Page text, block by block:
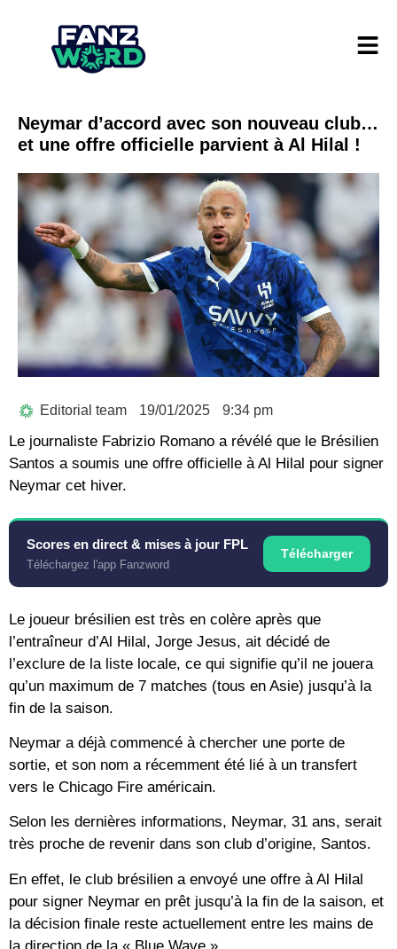
Neymar d’accord avec son nouveau club…
et une offre officielle parvient à Al Hilal !
Editorial team 19/01/2025 9:34 pm
Le journaliste Fabrizio Romano a révélé que le Brésilien
Santos a soumis une offre officielle à Al Hilal pour signer
Neymar cet hiver.
Scores en direct & mises à jour FPL
Téléchargez l'app Fanzword
Télécharger
Le joueur brésilien est très en colère après que
l’entraîneur d’Al Hilal, Jorge Jesus, ait décidé de
l’exclure de la liste locale, ce qui signifie qu’il ne jouera
qu’un maximum de 7 matches (tous en Asie) jusqu’à la
fin de la saison.
Neymar a déjà commencé à chercher une porte de
sortie, et son nom a récemment été lié à un transfert
vers le Chicago Fire américain.
Selon les dernières informations, Neymar, 31 ans, serait
très proche de revenir dans son club d’origine, Santos.
En effet, le club brésilien a envoyé une offre à Al Hilal
pour signer Neymar en prêt jusqu’à la fin de la saison, et
la décision finale reste actuellement entre les mains de